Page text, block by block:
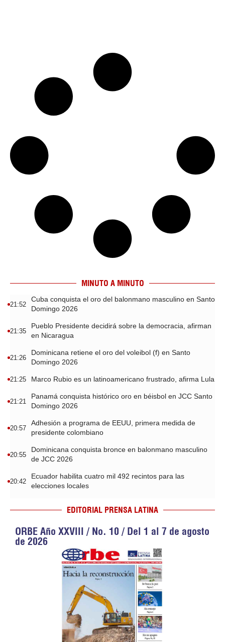
MINUTO A MINUTO
21:52
Cuba conquista el oro del balonmano masculino en Santo
Domingo 2026
21:35
Pueblo Presidente decidirá sobre la democracia, afirman
en Nicaragua
21:26
Dominicana retiene el oro del voleibol (f) en Santo
Domingo 2026
21:25 Marco Rubio es un latinoamericano frustrado, afirma Lula
21:21
Panamá conquista histórico oro en béisbol en JCC Santo
Domingo 2026
20:57
Adhesión a programa de EEUU, primera medida de
presidente colombiano
20:55
Dominicana conquista bronce en balonmano masculino
de JCC 2026
20:42
Ecuador habilita cuatro mil 492 recintos para las
elecciones locales
EDITORIAL PRENSA LATINA
ORBE Año XXVIII / No. 10 / Del 1 al 7 de agosto
de 2026